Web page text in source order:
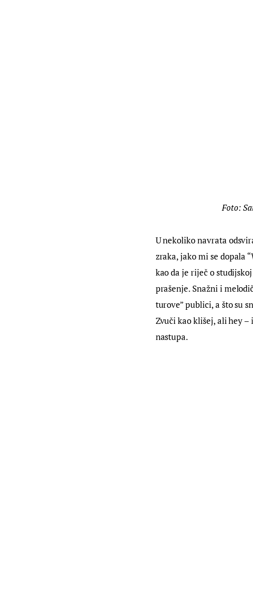
Foto:
U nekoliko navrata
zraka, jako mi se dopala
kao da je riječ o
prašenje. Snažni i
turove” publici, a što su
Zvuči kao klišej, ali hey
nastupa.